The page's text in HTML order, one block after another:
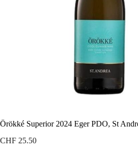
Örökké Superior 2024 Eger PDO, St
CHF 25.50